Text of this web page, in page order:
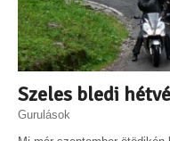
Szeles bledi
Gurulások